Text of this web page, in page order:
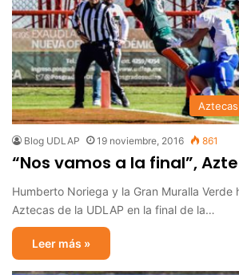
Blog UDLAP 19 noviembre, 2016 861
“Nos vamos a la final”,
Humberto Noriega y la Gran Muralla Verde
Aztecas de la UDLAP en la final de la…
Leer más »